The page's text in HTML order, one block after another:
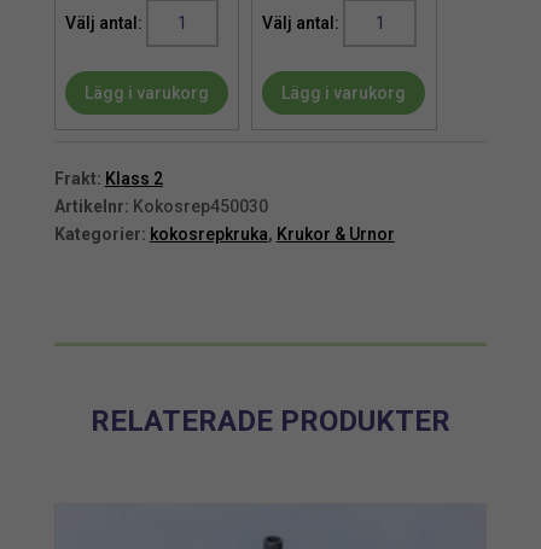
Kruka
Kokosnät
37x33cm
Lägg i varukorg
Kruka
Kokosnät
37x33cm
Lägg i varukorg
Frakt: Klass 2
Artikelnr: Kokosrep450030
Kategorier: kokosrepkruka, Krukor & Urnor
RELATERADE PRODUKTER